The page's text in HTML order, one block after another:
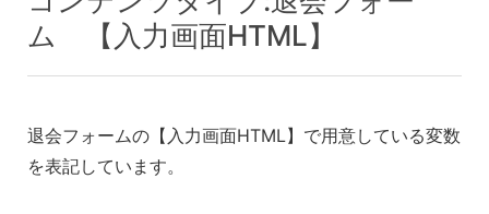
ム 【入力画面HTML】
退会フォームの【入力画面HTML】で用意している変数
を表記しています。